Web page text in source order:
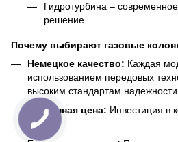
Гидротурбина –
решение.
Почему выбирают газовые
Немецкое качество: Каждая
использованием передовых
высоким стандартам надежности.
Доступная цена: Инвестиция в
затрат.